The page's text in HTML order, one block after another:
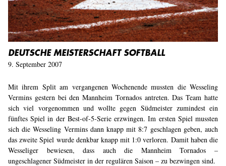
DEUTSCHE MEISTERSCHAFT SOFTBALL
9. September 2007
Mit ihrem Split am vergangenen Wochenende mussten die Wesseling
Vermins gestern bei den Mannheim Tornados antreten. Das Team hatte
sich viel vorgenommen und wollte gegen Südmeister zumindest ein
fünftes Spiel in der Best-of-5-Serie erzwingen. Im ersten Spiel mussten
sich die Wesseling Vermins dann knapp mit 8:7 geschlagen geben, auch
das zweite Spiel wurde denkbar knapp mit 1:0 verloren. Damit haben die
Wesseliger bewiesen, dass auch die Mannheim Tornados –
ungeschlagener Südmeister in der regulären Saison – zu bezwingen sind.